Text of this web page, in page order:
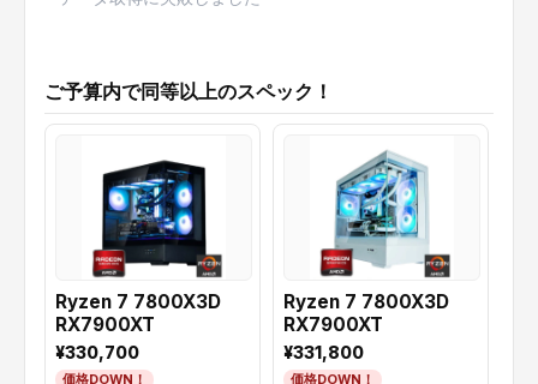
ご予算内で同等以上のスペック！
Ryzen 7 7800X3D
RX7900XT
¥330,700
価格DOWN！
Ryzen 7 7800X3D
RX7900XT
¥331,800
価格DOWN！